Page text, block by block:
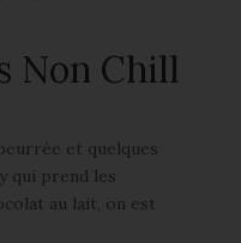
Non Chill
et quelques
qui prend les
au lait, on est